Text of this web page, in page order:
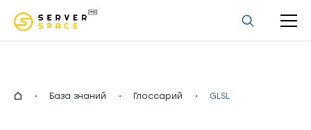
База знаний Глоссарий GLSL